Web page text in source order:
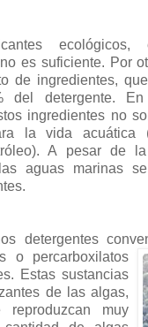
es suficiente. Por
de ingredientes,
del detergente. En
ingredientes no
la vida acuática
A pesar de
aguas marinas
detergentes
o percarboxilatos
Estas sustancias
de las algas,
muy